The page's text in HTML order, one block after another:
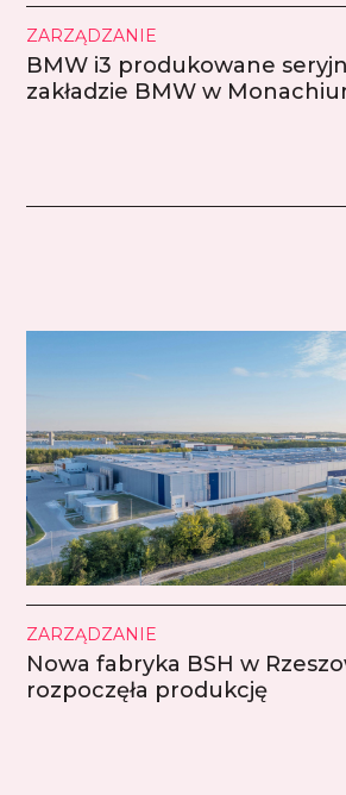
ZARZĄDZANIE
BMW i3 produkowane
zakładzie BMW w
ZARZĄDZANIE
Nowa fabryka BSH w
rozpoczęła produkcję